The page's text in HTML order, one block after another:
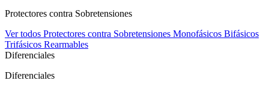
Protectores contra Sobretensiones
Ver todos Protectores contra Sobretensiones Monofásicos Bifásicos
Trifásicos Rearmables
Diferenciales
Diferenciales